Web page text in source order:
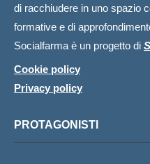
di racchiudere in uno spazio
formative e di
Socialfarma è un progetto di
Cookie policy
Privacy policy
PROTAGONISTI